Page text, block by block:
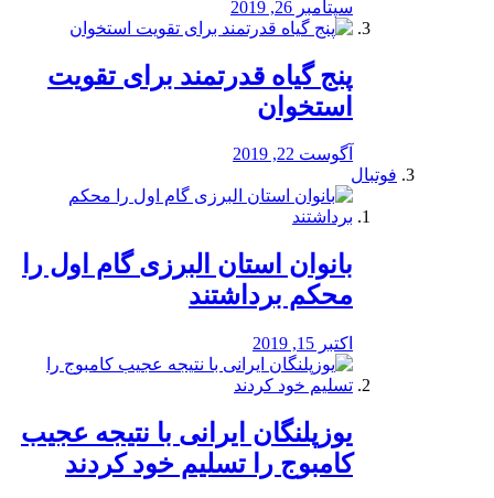
سپتامبر 26, 2019
پنج گیاه قدرتمند برای تقویت
استخوان
آگوست 22, 2019
فوتبال
بانوان استان البرزی گام اول را
محكم برداشتند
اکتبر 15, 2019
یوزپلنگان ایرانی با نتیجه عجیب
کامبوج را تسلیم خود کردند